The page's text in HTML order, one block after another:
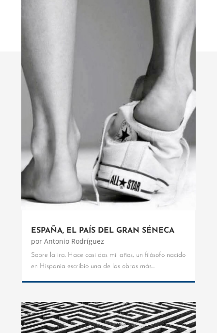
ESPAÑA, EL PAÍS DEL GRAN SÉNECA
por Antonio Rodríguez
Sobre la ira. Hace casi dos mil años, un filósofo nacido
en Hispania escribió una de las obras más...